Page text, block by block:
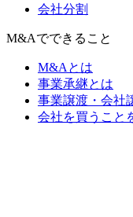
会社分割
M&Aでできること
M&Aとは
事業承継とは
事業譲渡・会社
会社を買うこと